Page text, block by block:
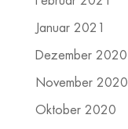
Januar 2021
Dezember 2020
November 2020
Oktober 2020